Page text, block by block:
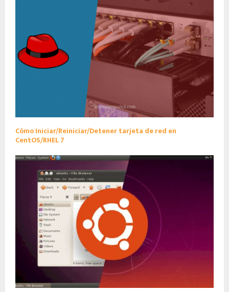
Cómo Iniciar/Reiniciar/Detener tarjeta de red en
CentOS/RHEL 7